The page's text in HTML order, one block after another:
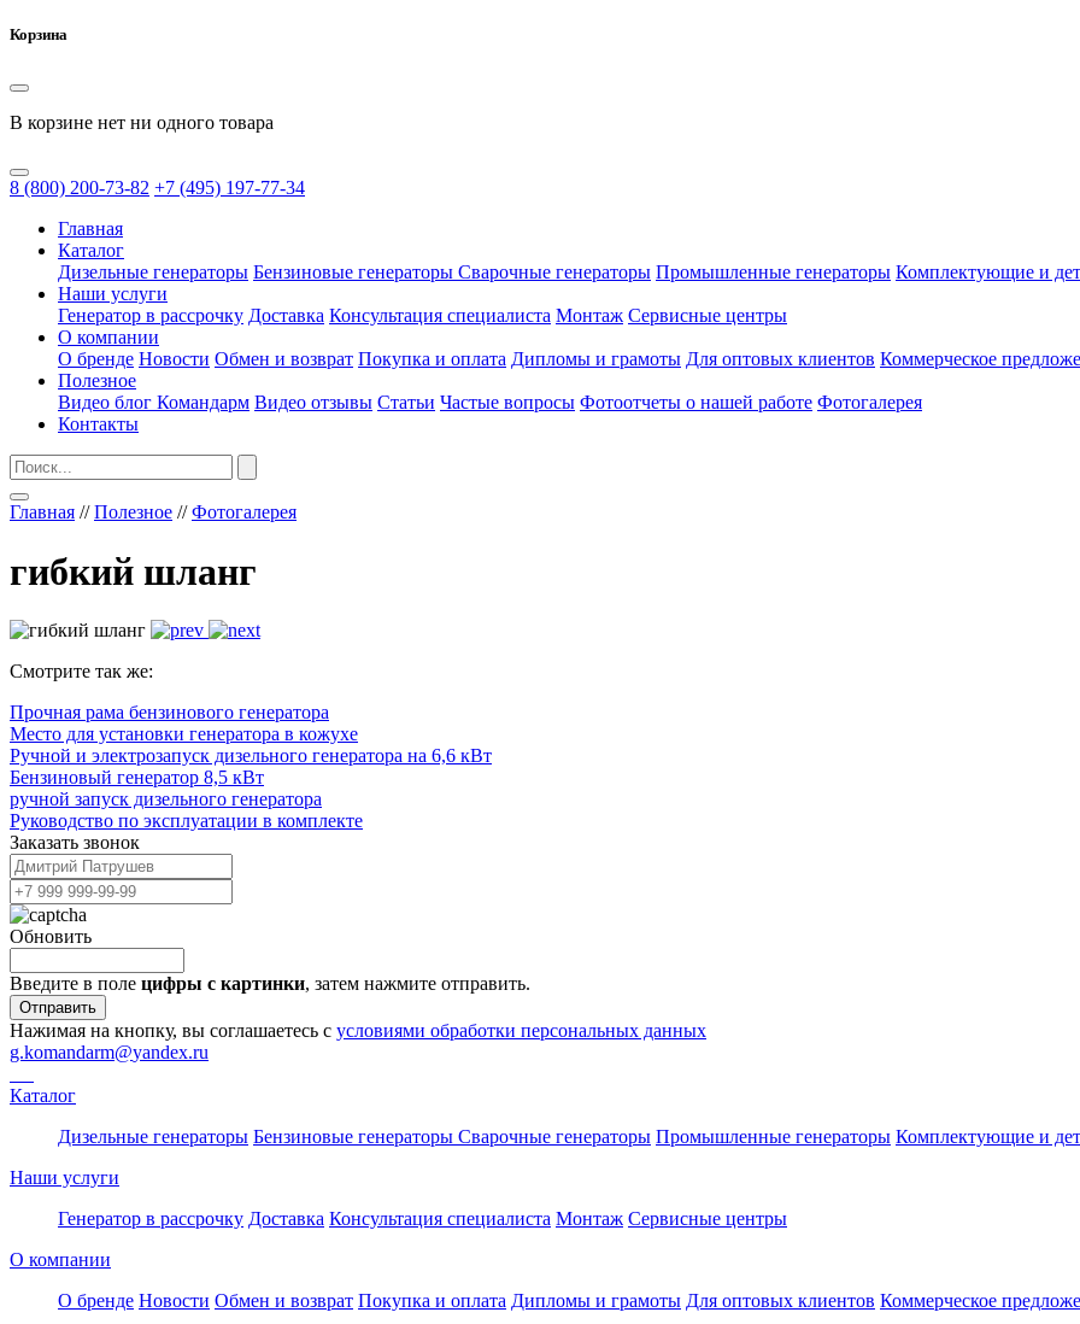
Корзина
В корзине нет ни одного товара
8 (800) 200-73-82 +7 (495) 197-77-34
Главная
Каталог
Дизельные генераторы Бензиновые генераторы Сварочные генераторы Промышленные генераторы Комплектующие и
Наши услуги
Генератор в рассрочку Доставка Консультация специалиста Монтаж Сервисные центры
О компании
О бренде Новости Обмен и возврат Покупка и оплата Дипломы и грамоты Для оптовых клиентов Коммерческое
Полезное
Видео блог Командарм Видео отзывы Статьи Частые вопросы Фотоотчеты о нашей работе Фотогалерея
Контакты
Главная //Полезное //Фотогалерея
гибкий шланг
Смотрите так же:
Прочная рама бензинового генератора
Место для установки генератора в кожухе
Ручной и электрозапуск дизельного генератора на 6,6 кВт
Бензиновый генератор 8,5 кВт
ручной запуск дизельного генератора
Руководство по эксплуатации в комплекте
Заказать звонок
Обновить
Введите в поле цифры c картинки, затем нажмите отправить.
Отправить
Нажимая на кнопку, вы соглашаетесь с условиями обработки персональных данных
g.komandarm@yandex.ru
Каталог
Дизельные генераторы Бензиновые генераторы Сварочные генераторы Промышленные генераторы Комплектующие и
Наши услуги
Генератор в рассрочку Доставка Консультация специалиста Монтаж Сервисные центры
О компании
О бренде Новости Обмен и возврат Покупка и оплата Дипломы и грамоты Для оптовых клиентов Коммерческое